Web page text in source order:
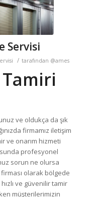
Servisi
/ tarafından @ames
ve oldukça da şık
firmamız iletişim
ve onarım hizmeti
profesyonel
sorun ne olursa
firması olarak bölgede
ve güvenilir tamir
müşterilerimizin